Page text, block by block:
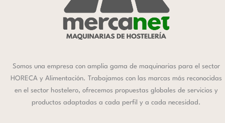
Somos una empresa con amplia gama de maquinarias para el sector
HORECA y Alimentación. Trabajamos con las marcas más reconocidas
en el sector hostelero, ofrecemos propuestas globales de servicios y
productos adaptadas a cada perfil y a cada necesidad.